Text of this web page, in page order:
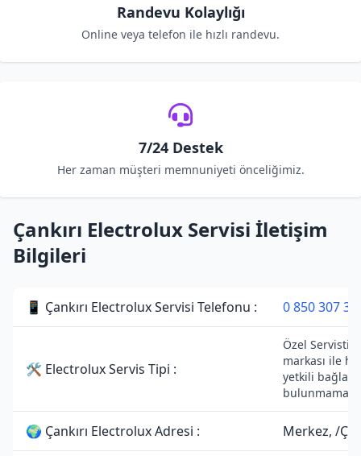
Randevu Kolaylığı
Online veya telefon ile hızlı randevu.
7/24 Destek
Her zaman müşteri memnuniyeti önceliğimiz.
Çankırı Electrolux Servisi İletişim
Bilgileri
📱 Çankırı Electrolux Servisi Telefonu : 0 850 307 34
🛠 Electrolux Servis Tipi :
Özel Servistir.
markası ile
yetkili
🌍 Çankırı Electrolux Adresi : Merkez, /